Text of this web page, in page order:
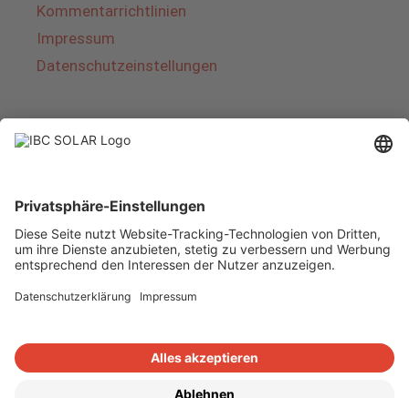
Kommentarrichtlinien
Impressum
Datenschutzeinstellungen
Über IBC SOLAR
von Energielösungen und Dienstleistungen im
Bereich Photovoltaik und Speicher. Das
Unternehmen bietet Komplettsysteme an und
deckt das gesamte Spektrum von der Planung
bis zur schlüsselfertigen Übergabe von
Energielösungen für Eigenheime, Gewerbe und
Industrie sowie Solarparks.